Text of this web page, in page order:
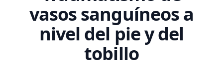
vasos sanguíneos a
nivel del pie y del
tobillo